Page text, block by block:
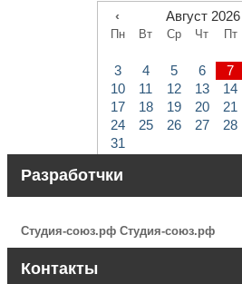
‹ Август 2026
Пн Вт Ср Чт Пт
3
4 5 6 7
10
11 12 13 14
17
18 19 20 21
24
25 26 27 28
31
Разработчки
Студия-союз.рф Студия-союз.рф
Контакты